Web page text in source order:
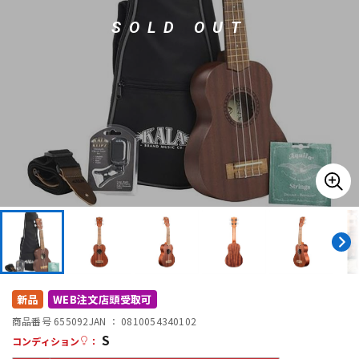
電子ピアノ
その他楽器
アンプ エフェクター
DJ機器 DTM
配信/ライブ機器
SOLD OUT
新品 WEB注文店頭受取可
商品番号 655092JAN ： 0810054340102
コンディション
： S